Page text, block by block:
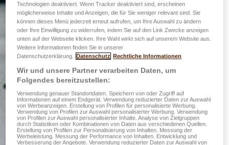
Technologien deaktiviert. Wenn Tracker deaktiviert sind, erscheinen
möglicherweise Inhalte und Anzeigen, die für Sie weniger relevant sind. Sie
können dieses Menü jederzeit erneut aufrufen, um Ihre Auswahl zu ändern
oder Ihre Einwilligung zu widerrufen, indem Sie auf den Link Zwecke anzeigen
unten auf der Webseite klicken. Ihre Wahl wirkt sich auf unsere/n Website aus.
Weitere Informationen finden Sie in unserer
Datenschutzerklärung.
Datenschutz Rechtliche Informationen
Wir und unsere Partner verarbeiten Daten, um
Folgendes bereitzustellen:
Verwendung genauer Standortdaten. Speichern von oder Zugriff auf
Informationen auf einem Endgerät. Verwendung reduzierter Daten zur Auswahl
von Werbeanzeigen. Erstellung von Profilen für personalisierte Werbung.
Verwendung von Profilen zur Auswahl personalisierter Werbung. Verwendung
von Profilen zur Auswahl personalisierter Inhalte. Analyse von Zielgruppen
durch Statistiken oder Kombinationen von Daten aus verschiedenen Quellen.
Erstellung von Profilen zur Personalisierung von Inhalten. Messung der
Werbeleistung. Messung der Performance von Inhalten. Entwicklung und
Verbesserung der Angebote. Verwendung reduzierter Daten zur Auswahl von